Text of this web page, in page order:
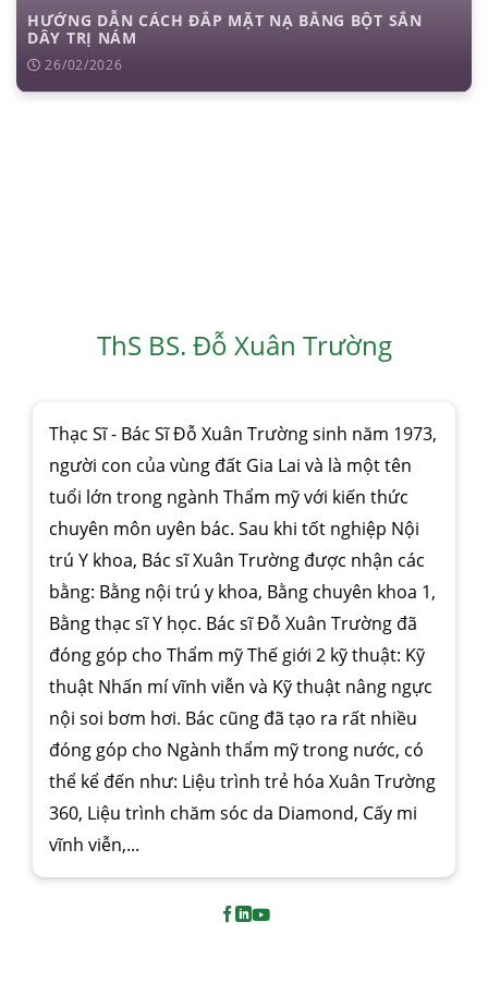
HƯỚNG DẪN CÁCH ĐẮP MẶT NẠ BẰNG BỘT SẮN
DÂY TRỊ NÁM
26/02/2026
ThS BS. Đỗ Xuân Trường
Thạc Sĩ - Bác Sĩ Đỗ Xuân Trường sinh năm 1973,
người con của vùng đất Gia Lai và là một tên
tuổi lớn trong ngành Thẩm mỹ với kiến thức
chuyên môn uyên bác. Sau khi tốt nghiệp Nội
trú Y khoa, Bác sĩ Xuân Trường được nhận các
bằng: Bằng nội trú y khoa, Bằng chuyên khoa 1,
Bằng thạc sĩ Y học. Bác sĩ Đỗ Xuân Trường đã
đóng góp cho Thẩm mỹ Thế giới 2 kỹ thuật: Kỹ
thuật Nhấn mí vĩnh viễn và Kỹ thuật nâng ngực
nội soi bơm hơi. Bác cũng đã tạo ra rất nhiều
đóng góp cho Ngành thẩm mỹ trong nước, có
thể kể đến như: Liệu trình trẻ hóa Xuân Trường
360, Liệu trình chăm sóc da Diamond, Cấy mi
vĩnh viễn,...